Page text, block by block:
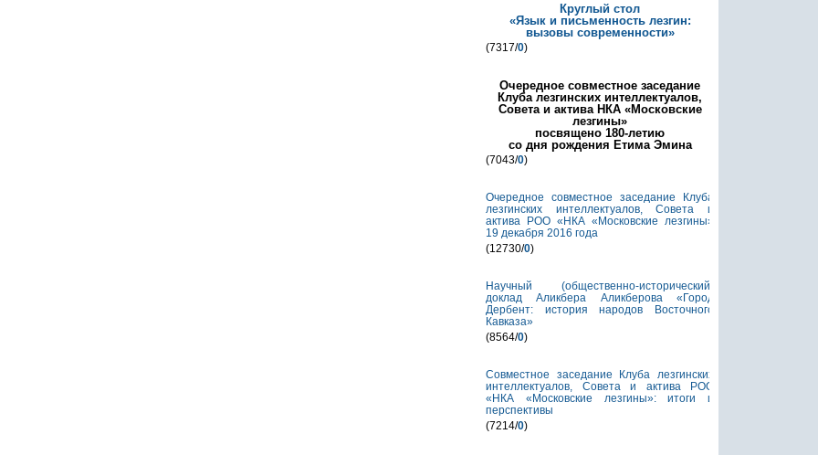
Круглый стол
«Язык и письменность лезгин:
вызовы современности»
(7317/0)
Очередное совместное заседание
Клуба лезгинских интеллектуалов,
Совета и актива НКА «Московские
лезгины»
посвящено 180-летию
со дня рождения Етима Эмина
(7043/0)
Очередное совместное заседание Клуба
лезгинских интеллектуалов, Совета и
актива РОО «НКА «Московские лезгины»
19 декабря 2016 года
(12730/0)
Научный (общественно-исторический)
доклад Аликбера Аликберова «Город
Дербент: история народов Восточного
Кавказа»
(8564/0)
Совместное заседание Клуба лезгинских
интеллектуалов, Совета и актива РОО
«НКА «Московские лезгины»: итоги и
перспективы
(7214/0)